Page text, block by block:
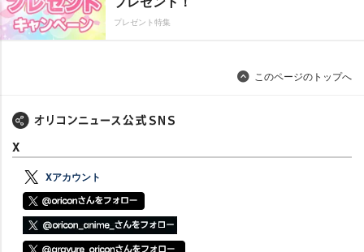
プレゼント特集
このページのトップへ
X
Xアカウント